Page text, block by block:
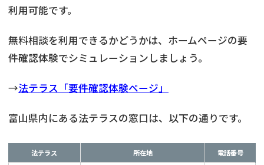
利用可能です。
無料相談を利用できるかどうかは、ホームページの要
件確認体験でシミュレーションしましょう。
→法テラス「要件確認体験ページ」
富山県内にある法テラスの窓口は、以下の通りです。
法テラス 所在地 電話番号